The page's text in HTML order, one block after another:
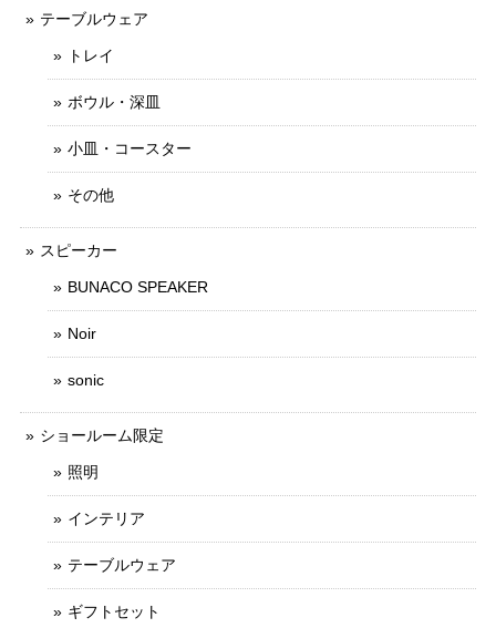
テーブルウェア
トレイ
ボウル・深皿
小皿・コースター
その他
スピーカー
BUNACO SPEAKER
Noir
sonic
ショールーム限定
照明
インテリア
テーブルウェア
ギフトセット